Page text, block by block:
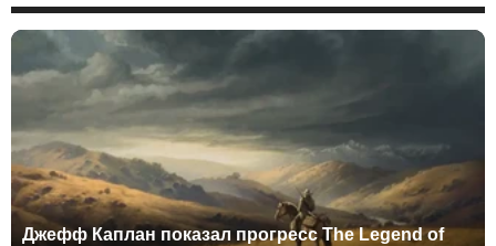
Джефф Каплан показал прогресс The Legend of